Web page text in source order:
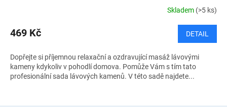
Skladem (>5 ks)
469 Kč DETAIL
Dopřejte si příjemnou relaxační a ozdravující masáž lávovými
kameny kdykoliv v pohodlí domova. Pomůže Vám s tím tato
profesionální sada lávových kamenů. V této sadě najdete...